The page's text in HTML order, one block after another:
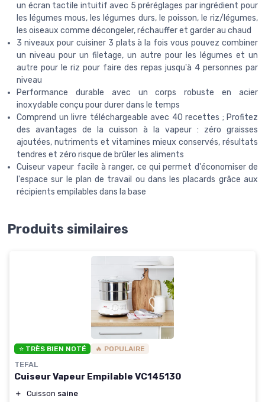
un écran tactile intuitif avec 5 préréglages par ingrédient pour
les légumes mous, les légumes durs, le poisson, le riz/légumes,
les oiseaux comme décongeler, réchauffer et garder au chaud
3 niveaux pour cuisiner 3 plats à la fois vous pouvez combiner
un niveau pour un filetage, un autre pour les légumes et un
autre pour le riz pour faire des repas jusqu'à 4 personnes par
niveau
Performance durable avec un corps robuste en acier
inoxydable conçu pour durer dans le temps
Comprend un livre téléchargeable avec 40 recettes ; Profitez
des avantages de la cuisson à la vapeur : zéro graisses
ajoutées, nutriments et vitamines mieux conservés, résultats
tendres et zéro risque de brûler les aliments
Cuiseur vapeur facile à ranger, ce qui permet d'économiser de
l'espace sur le plan de travail ou dans les placards grâce aux
récipients empilables dans la base
Produits similaires
⭐ TRÈS BIEN NOTÉ 🔥 POPULAIRE
TEFAL
Cuiseur Vapeur Empilable VC145130
＋ Cuisson saine